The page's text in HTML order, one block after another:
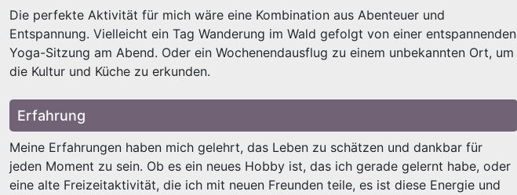
Die perfekte Aktivität für mich wäre eine Kombination aus Abenteuer und
Entspannung. Vielleicht ein Tag Wanderung im Wald gefolgt von einer entspannenden
Yoga-Sitzung am Abend. Oder ein Wochenendausflug zu einem unbekannten Ort, um
die Kultur und Küche zu erkunden.
Erfahrung
Meine Erfahrungen haben mich gelehrt, das Leben zu schätzen und dankbar für
jeden Moment zu sein. Ob es ein neues Hobby ist, das ich gerade gelernt habe, oder
eine alte Freizeitaktivität, die ich mit neuen Freunden teile, es ist diese Energie und